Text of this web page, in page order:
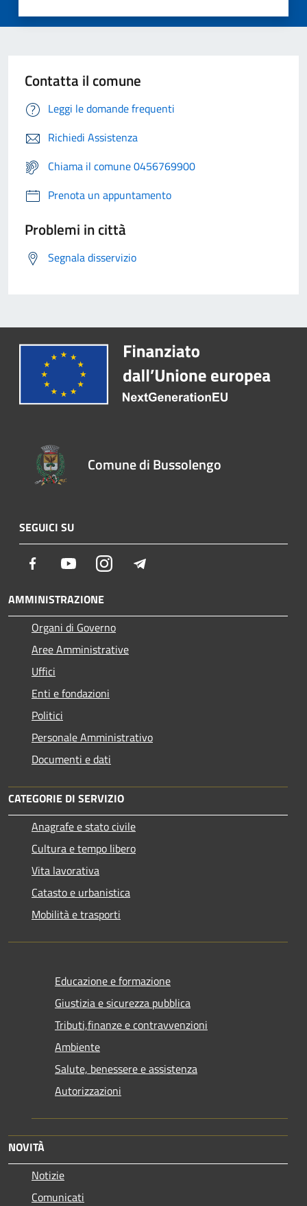
Contatta il comune
Leggi le domande frequenti
Richiedi Assistenza
Chiama il comune 0456769900
Prenota un appuntamento
Problemi in città
Segnala disservizio
Comune di Bussolengo
SEGUICI SU
Facebook YoutubeInstagram
AMMINISTRAZIONE
Organi di Governo
Aree Amministrative
Uffici
Enti e fondazioni
Politici
Personale Amministrativo
Documenti e dati
CATEGORIE DI SERVIZIO
Anagrafe e stato civile
Cultura e tempo libero
Vita lavorativa
Catasto e urbanistica
Mobilità e trasporti
Educazione e formazione
Giustizia e sicurezza pubblica
Tributi,finanze e contravvenzioni
Ambiente
Salute, benessere e assistenza
Autorizzazioni
NOVITÀ
Notizie
Comunicati